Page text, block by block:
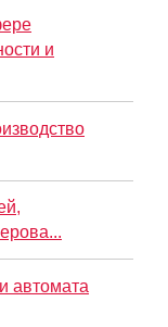
и
автомата